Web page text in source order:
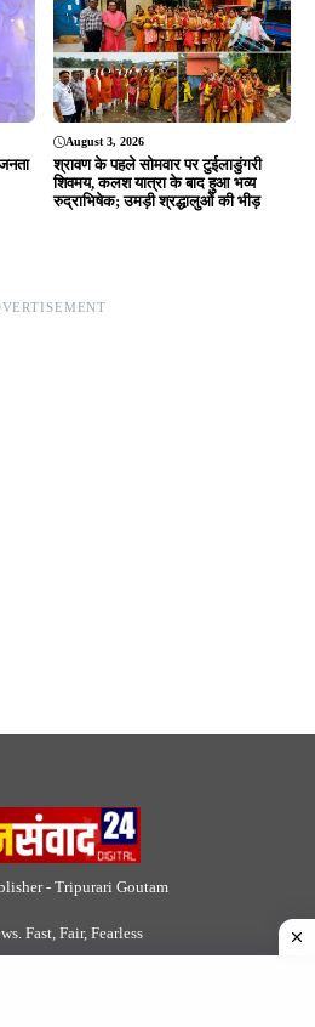
August 3, 2026
श्रावण के पहले सोमवार पर टुईलाडुंगरी
शिवमय, कलश यात्रा के बाद हुआ भव्य
रुद्राभिषेक; उमड़ी श्रद्धालुओं की भीड़
- Tripurari Goutam
Fast, Fair, Fearless